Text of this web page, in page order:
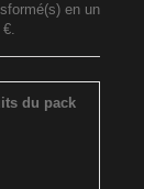
en un
€.
du pack